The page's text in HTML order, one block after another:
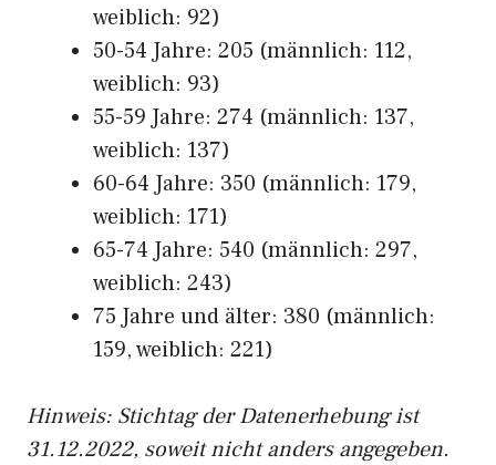
weiblich: 92)
50-54 Jahre: 205 (männlich: 112,
weiblich: 93)
55-59 Jahre: 274 (männlich: 137,
weiblich: 137)
60-64 Jahre: 350 (männlich: 179,
weiblich: 171)
65-74 Jahre: 540 (männlich: 297,
weiblich: 243)
75 Jahre und älter: 380 (männlich:
159, weiblich: 221)
Hinweis: Stichtag der Datenerhebung ist
31.12.2022, soweit nicht anders angegeben.